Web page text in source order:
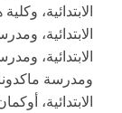
الابتدائية،
الابتدائية،
الابتدائية،
ومدرسة
الابتدائية،